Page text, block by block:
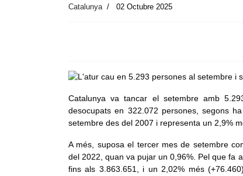
Catalunya 02 Octubre 2025
Catalunya va tancar el setembre amb
desocupats en 322.072 persones, segons
setembre des del 2007 i representa un 2,9%
A més, suposa el tercer mes de setembre
del 2022, quan va pujar un 0,96%. Pel que fa
fins als 3.863.651, i un 2,02% més